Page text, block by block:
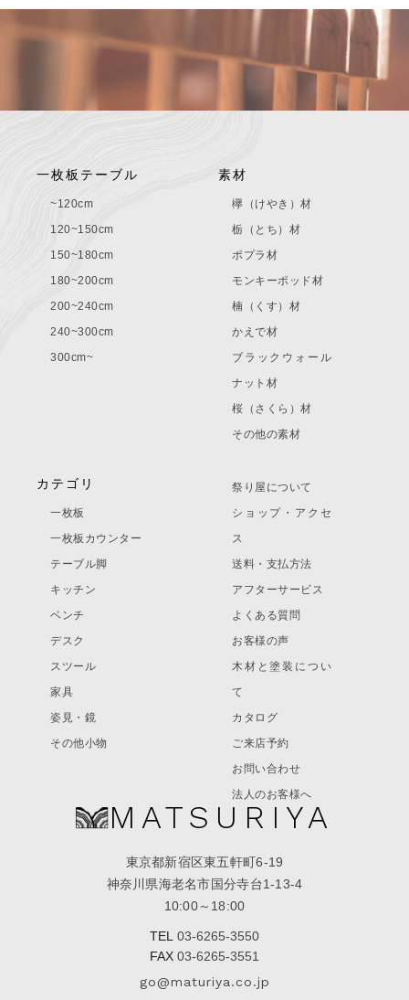
MATSURIYA
東京都新宿区東五軒町6-19
神奈川県海老名市国分寺台1-13-4
10:00～18:00
TEL 03-6265-3550
FAX 03-6265-3551
go@maturiya.co.jp
一枚板テーブル
~120cm
120~150cm
150~180cm
180~200cm
200~240cm
240~300cm
300cm~
素材
欅（けやき）材
栃（とち）材
ポプラ材
モンキーポッド材
楠（くす）材
かえで材
ブラックウォール
ナット材
桜（さくら）材
その他の素材
カテゴリ
一枚板
一枚板カウンター
テーブル脚
キッチン
ベンチ
デスク
スツール
家具
姿見・鏡
その他小物
祭り屋について
ショップ・アクセ
ス
送料・支払方法
アフターサービス
よくある質問
お客様の声
木材と塗装につい
て
カタログ
ご来店予約
お問い合わせ
法人のお客様へ